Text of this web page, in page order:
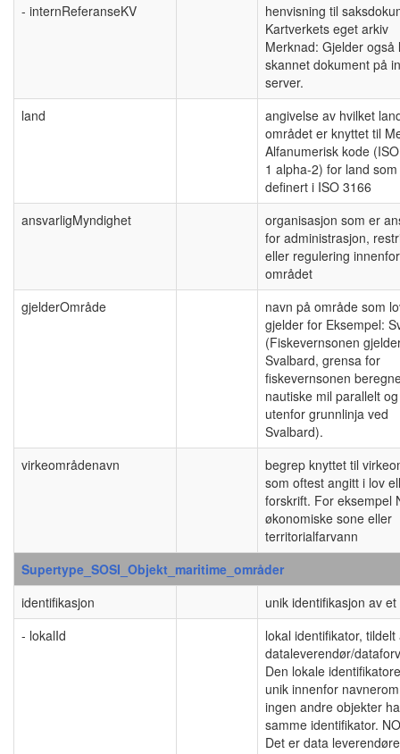
- internReferanseKV
henvisning til
Kartverkets eget arkiv
Merknad: Gjelder også
skannet dokument på
server.
land
angivelse av hvilket
området er knyttet til
Alfanumerisk kode
1 alpha-2) for land som
definert i ISO 3166
ansvarligMyndighet
organisasjon som er
for administrasjon,
eller regulering innenfor
området
gjelderOmråde
navn på område som
gjelder for Eksempel:
(Fiskevernsonen
Svalbard, grensa for
fiskevernsonen
nautiske mil parallelt og
utenfor grunnlinja ved
Svalbard).
virkeområdenavn
begrep knyttet til
som oftest angitt i lov
forskrift. For eksempel
økonomiske sone eller
territorialfarvann
Supertype_SOSI_Objekt_maritime_områder
identifikasjon
unik identifikasjon av
- lokalId
lokal identifikator, tildelt
dataleverendør/
Den lokale
unik innenfor
ingen andre objekter
samme identifikator.
Det er data